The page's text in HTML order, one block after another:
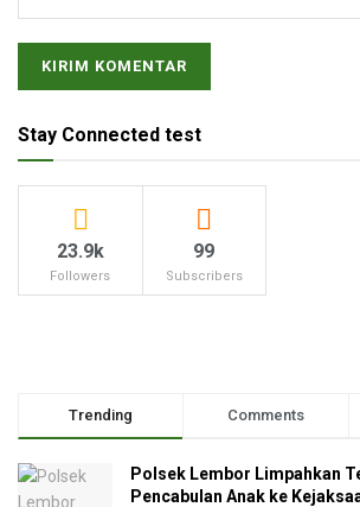
Stay Connected test
23.9k
Followers
99
Subscribers
Trending Comments
Polsek Lembor Limpahkan
Pencabulan Anak ke